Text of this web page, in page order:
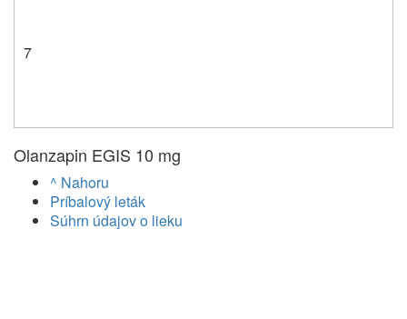
7
Olanzapin EGIS 10 mg
^ Nahoru
Príbalový leták
Súhrn údajov o lieku